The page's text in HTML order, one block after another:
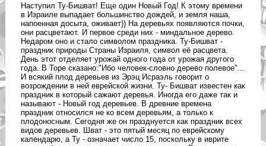
Наступил Ту-Бишват! Еще один Новый Год! К этому времени
в Израиле выпадает большинство дождей, и земля наша,
напоенная досыта, оживает)) На деревьях появляются почки,
они расцветают. И первое среди них - миндальное дерево.
Недаром оно и стало символом праздника. Ту-Бишват -
праздник природы Страны Израиля, символ её расцвета.
День этот отделяет урожай одного года от урожая другого
года. В Торе сказано:"Ибо человек-словно дерево полевое"...
И всякий плод деревьев из Эрэц Исраэль говорит о
возрождении в ней еврейской жизни. Ту- Бишват известен как
праздник в который сажают деревья. Иногда его даже так и
называют - Новый год деревьев. В древние времена
праздник относился не ко всем деревьям, а только к
плодоносным. Сегодня же он празднуется как праздник всех
видов деревьев. Шват - это пятый месяц по еврейскому
календарю, а Ту - означает число 15, поскольку в иврите